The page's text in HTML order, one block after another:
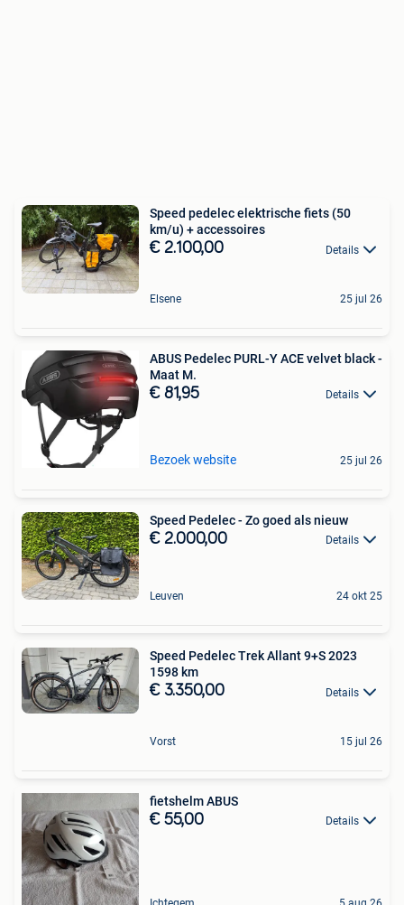
Speed pedelec elektrische fiets (50
km/u) + accessoires
€ 2.100,00 Details
Elsene 25 jul 26
ABUS Pedelec PURL-Y ACE velvet black -
Maat M.
€ 81,95 Details
Bezoek website 25 jul 26
Speed Pedelec - Zo goed als nieuw
€ 2.000,00 Details
Leuven 24 okt 25
Speed Pedelec Trek Allant 9+S 2023
1598 km
€ 3.350,00 Details
Vorst 15 jul 26
fietshelm ABUS
€ 55,00 Details